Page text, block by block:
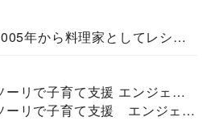
年から料理家としてレシピ
ーリで子育て支援 エンジェル
究所所長
ーリで子育て支援 エンジェル